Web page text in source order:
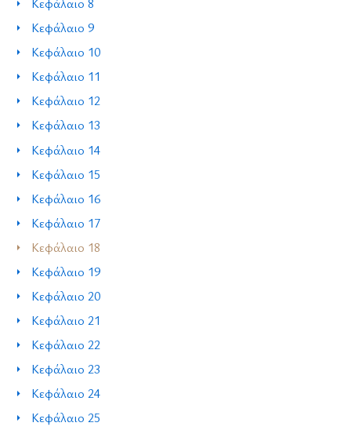
Κεφάλαιο 9
Κεφάλαιο 10
Κεφάλαιο 11
Κεφάλαιο 12
Κεφάλαιο 13
Κεφάλαιο 14
Κεφάλαιο 15
Κεφάλαιο 16
Κεφάλαιο 17
Κεφάλαιο 18
Κεφάλαιο 19
Κεφάλαιο 20
Κεφάλαιο 21
Κεφάλαιο 22
Κεφάλαιο 23
Κεφάλαιο 24
Κεφάλαιο 25